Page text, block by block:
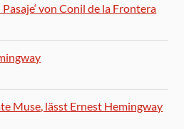
von Conil de la Frontera
Muse, lässt Ernest Hemingway